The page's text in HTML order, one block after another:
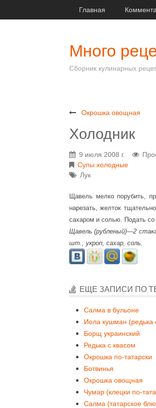
Главная
Много
Сборник кулинарных
Окрошка овощная
Холодник
9 июля 2008 г.
Супы холодные
Лук
Щавель мелко порубить,
нарезать, желток
сахаром и солью. Подать
Щавель (рубленый)—2
шт., укроп, сахар, соль.
ЕЩЕ ЗАПИСИ ПО
Салма в бульоне
Иола кушман
Борщ украинский
Редька с квасом
Окрошка по-татарски
Ботвинья
Окрошка овощная
Чумар (клецки по-
Салма (татарское